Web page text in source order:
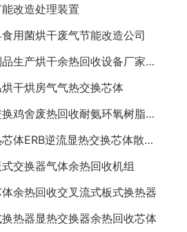
改造处理装置
用菌烘干废气节能改造公司
云南福建雪莲果干制品生产烘干余热回收设备厂家推荐亲水铝箔换热芯
干烘房气气热交换芯体
板式热交换芯空气交换鸡舍废热回收耐氨环氧树脂通风除湿换热
厂家供应高效率换热芯体ERB逆流显热交换芯体散热器
交换器气体余热回收机组
余热回收交叉流式板式换热器
热器显热交换器余热回收芯体